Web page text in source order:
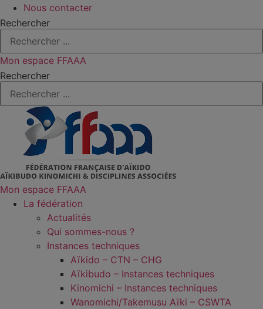
Nous contacter
Rechercher
Mon espace FFAAA
Rechercher
Mon espace FFAAA
La fédération
Actualités
Qui sommes-nous ?
Instances techniques
Aïkido – CTN – CHG
Aïkibudo – Instances techniques
Kinomichi – Instances techniques
Wanomichi/Takemusu Aïki – CSWTA